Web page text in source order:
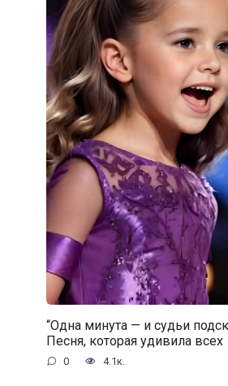
“Одна минута — и судьи
Песня, которая удивила всех
0 4.1к.